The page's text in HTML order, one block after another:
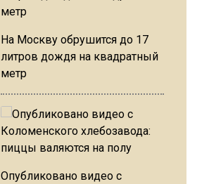
На Москву обрушится до 17
литров дождя на квадратный
метр
Опубликовано видео с